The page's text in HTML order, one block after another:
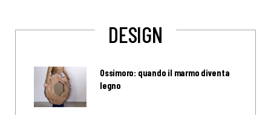
DESIGN
Ossimoro: quando il marmo diventa
legno